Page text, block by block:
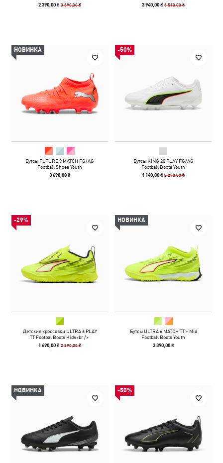
2 390,00 ₴3 390,00 ₴ 3 940,00 ₴5 590,00 ₴
НОВИНКА
Бутсы FUTURE 9 MATCH FG/AG
Football Shoes Youth
3 690,00 ₴
-50%
Бутсы KING 20 PLAY FG/AG
Football Boots Youth
1 140,00 ₴2 290,00 ₴
-29%
Детские кроссовки ULTRA 6 PLAY
TT Footbal Boots Kids<br />
1 690,00 ₴2 390,00 ₴
НОВИНКА
Бутсы ULTRA 6 MATCH TT + Mid
Football Boots Youth
3 390,00 ₴
НОВИНКА -50%